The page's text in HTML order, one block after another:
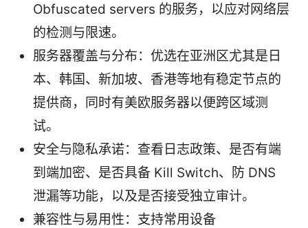
Obfuscated servers 的服务，以应对网络层
的检测与限速。
服务器覆盖与分布：优选在亚洲区尤其是日
本、韩国、新加坡、香港等地有稳定节点的
提供商，同时有美欧服务器以便跨区域测
试。
安全与隐私承诺：查看日志政策、是否有端
到端加密、是否具备 Kill Switch、防 DNS
泄漏等功能，以及是否接受独立审计。
兼容性与易用性：支持常用设备